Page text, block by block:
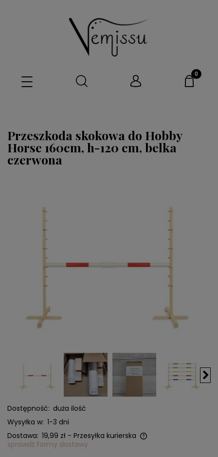
Przeszkoda skokowa do Hobby
Horse 160cm, h-120 cm, belka
czerwona
Dostępność: duża ilość
Wysyłka w: 1-3 dni
Dostawa: 19,99 zł - Przesyłka kurierska
Cena nie zawiera ewentualnych kosztów płatności
sprawdź formy dostawy